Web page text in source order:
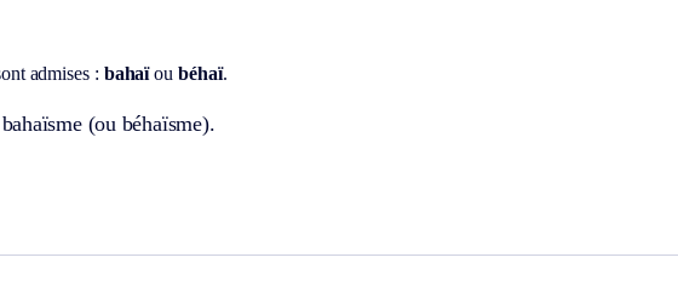
admises : bahaïoubéhaï.
(ou béhaïsme).